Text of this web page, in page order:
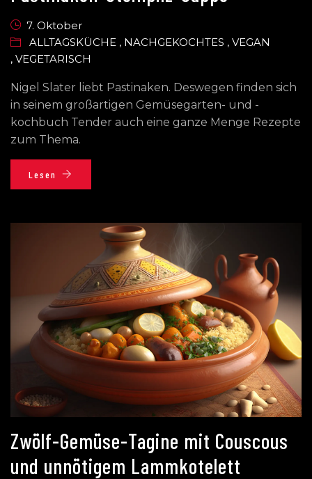
7. Oktober
ALLTAGSKÜCHE , NACHGEKOCHTES , VEGAN
, VEGETARISCH
Nigel Slater liebt Pastinaken. Deswegen finden sich
in seinem großartigen Gemüsegarten- und -
kochbuch Tender auch eine ganze Menge Rezepte
zum Thema.
Lesen
Zwölf-Gemüse-Tagine mit Couscous
und unnötigem Lammkotelett